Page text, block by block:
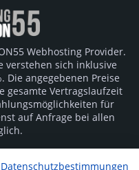
Webhosting Provider.
verstehen sich inklusive
Die angegebenen Preise
gesamte Vertragslaufzeit
für
auf Anfrage bei allen
Datenschutzbestimmungen